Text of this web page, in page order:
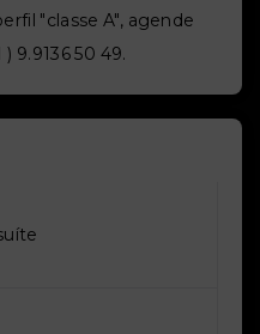
"classe A", agende
9.9136 50 49.